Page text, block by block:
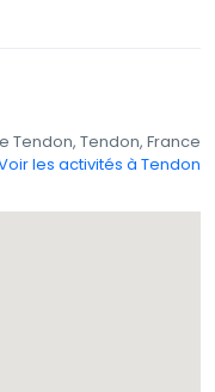
Tendon, Tendon, France
les activités à Tendon